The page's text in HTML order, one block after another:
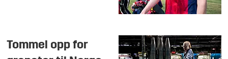
Tommel opp for